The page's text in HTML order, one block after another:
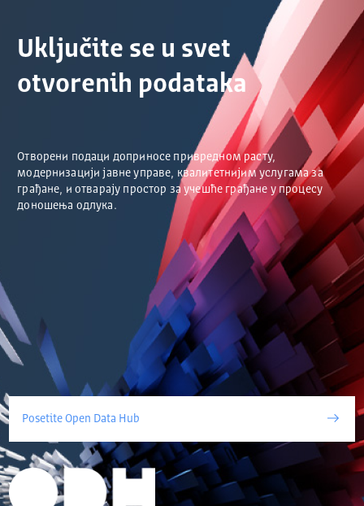
Uključite se u svet
otvorenih podataka
Отворени подаци доприносе привредном расту,
модернизацији јавне управе, квалитетнијим услугама за
грађане, и отварају простор за учешће грађане у процесу
доношења одлука.
Posetite Open Data Hub